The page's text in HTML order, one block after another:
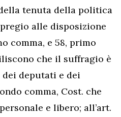
tenuta della politica
alle disposizione
comma, e 58, primo
che il suffragio è
dei deputati e dei
comma, Cost. che
e libero; all’art.